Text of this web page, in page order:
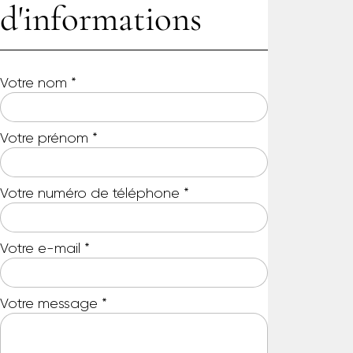
d'informations
Votre nom *
Votre prénom *
Votre numéro de téléphone *
Votre e-mail *
Votre message *